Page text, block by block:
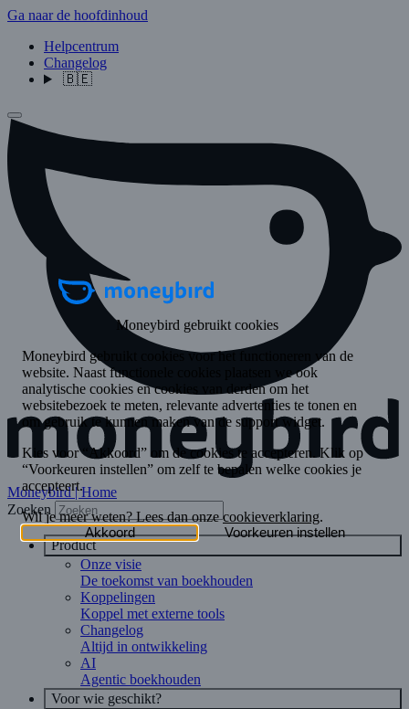
Ga naar de hoofdinhoud
Helpcentrum
Changelog
🇧🇪
Moneybird | Home
Zoeken
Product
Onze visie
De toekomst van boekhouden
Koppelingen
Koppel met externe tools
Changelog
Altijd in ontwikkeling
AI
Agentic boekhouden
Voor wie geschikt?